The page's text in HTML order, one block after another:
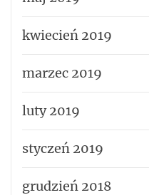
kwiecień 2019
marzec 2019
luty 2019
styczeń 2019
grudzień 2018